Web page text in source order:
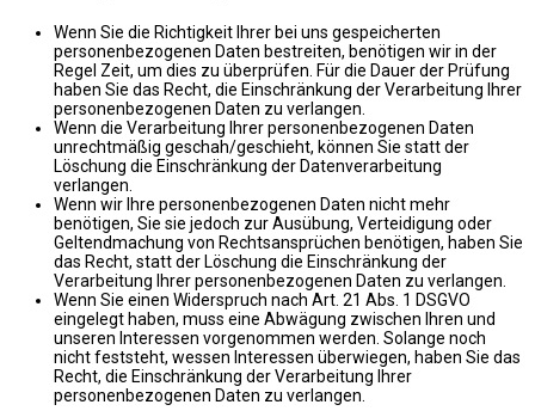
Wenn Sie die Richtigkeit Ihrer bei uns gespeicherten
personenbezogenen Daten bestreiten, benötigen wir in der
Regel Zeit, um dies zu überprüfen. Für die Dauer der Prüfung
haben Sie das Recht, die Einschränkung der Verarbeitung Ihrer
personenbezogenen Daten zu verlangen.
Wenn die Verarbeitung Ihrer personenbezogenen Daten
unrechtmäßig geschah/geschieht, können Sie statt der
Löschung die Einschränkung der Datenverarbeitung
verlangen.
Wenn wir Ihre personenbezogenen Daten nicht mehr
benötigen, Sie sie jedoch zur Ausübung, Verteidigung oder
Geltendmachung von Rechtsansprüchen benötigen, haben Sie
das Recht, statt der Löschung die Einschränkung der
Verarbeitung Ihrer personenbezogenen Daten zu verlangen.
Wenn Sie einen Widerspruch nach Art. 21 Abs. 1 DSGVO
eingelegt haben, muss eine Abwägung zwischen Ihren und
unseren Interessen vorgenommen werden. Solange noch
nicht feststeht, wessen Interessen überwiegen, haben Sie das
Recht, die Einschränkung der Verarbeitung Ihrer
personenbezogenen Daten zu verlangen.